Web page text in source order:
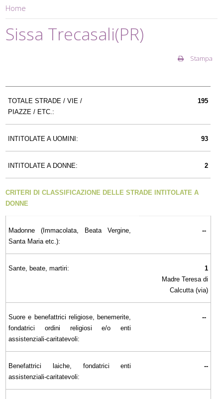
Home
Sissa Trecasali(PR)
Stampa
TOTALE STRADE / VIE /
PIAZZE / ETC.:
195
INTITOLATE A UOMINI: 93
INTITOLATE A DONNE: 2
CRITERI DI CLASSIFICAZIONE DELLE STRADE INTITOLATE A
DONNE
Madonne (Immacolata, Beata Vergine,
Santa Maria etc.):
--
Sante, beate, martiri:
1
Madre Teresa di
Calcutta (via)
Suore e benefattrici religiose, benemerite,
fondatrici ordini religiosi e/o enti
assistenziali-caritatevoli:
--
Benefattrici laiche, fondatrici enti
assistenziali-caritatevoli:
--